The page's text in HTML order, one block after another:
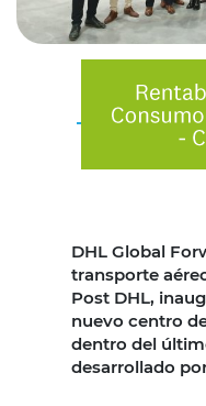
DHL Global
transporte
Post DHL,
nuevo centro
dentro del
desarrollado